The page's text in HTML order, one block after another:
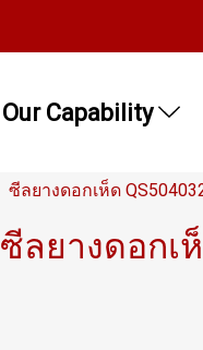
Our Capability
ซีลยางดอกเห็ด
ซีลยางดอกเ